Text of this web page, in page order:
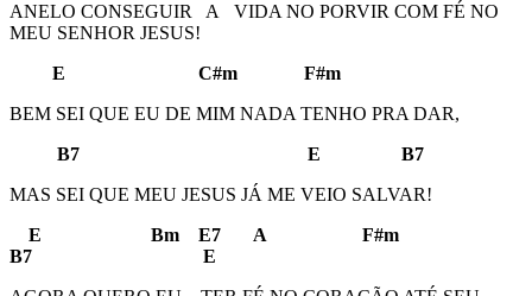
ANELO CONSEGUIR A VIDA NO PORVIR COM FÉ NO
MEU SENHOR JESUS!
E C#m F#m
BEM SEI QUE EU DE MIM NADA TENHO PRA DAR,
B7 E B7
MAS SEI QUE MEU JESUS JÁ ME VEIO SALVAR!
E Bm E7 A F#m
B7 E